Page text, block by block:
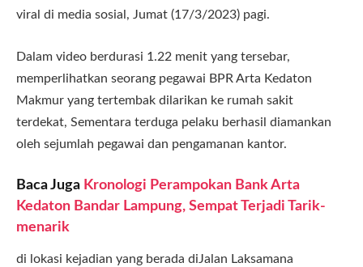
viral di media sosial, Jumat (17/3/2023) pagi.
Dalam video berdurasi 1.22 menit yang tersebar,
memperlihatkan seorang pegawai BPR Arta Kedaton
Makmur yang tertembak dilarikan ke rumah sakit
terdekat, Sementara terduga pelaku berhasil diamankan
oleh sejumlah pegawai dan pengamanan kantor.
Baca Juga Kronologi Perampokan Bank Arta
Kedaton Bandar Lampung, Sempat Terjadi Tarik-
menarik
di lokasi kejadian yang berada diJalan Laksamana